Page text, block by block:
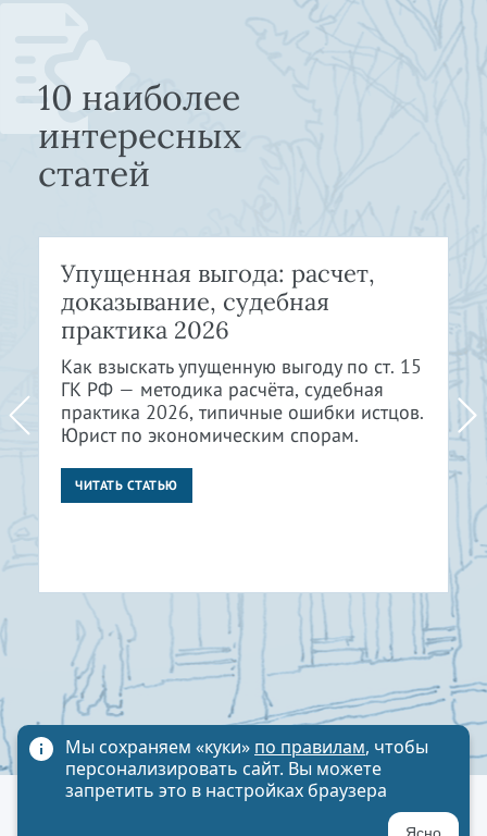
10 наиболее
интересных
статей
Упущенная выгода: расчет,
доказывание, судебная
практика 2026
Как взыскать упущенную выгоду по ст. 15
ГК РФ — методика расчёта, судебная
практика 2026, типичные ошибки истцов.
Юрист по экономическим спорам.
ЧИТАТЬ СТАТЬЮ
Политика обработки персональных данных
Мы сохраняем «куки» по правилам, чтобы
персонализировать сайт. Вы можете
запретить это в настройках браузера